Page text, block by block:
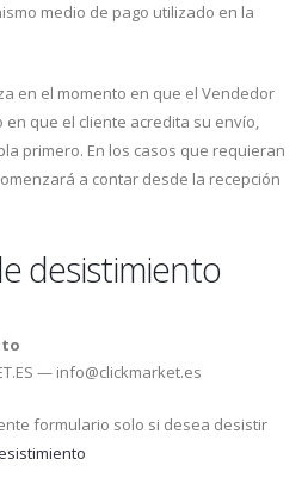
medio de pago utilizado en la
en el momento en que el Vendedor
que el cliente acredita su envío,
primero. En los casos que requieran
a contar desde la recepción
desistimiento
— info@clickmarket.es
formulario solo si desea desistir